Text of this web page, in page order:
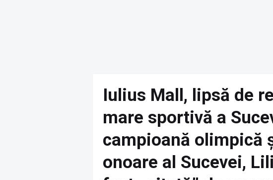
Iulius Mall, lipsă de
mare sportivă a
campioană olimpică
onoare al Sucevei,